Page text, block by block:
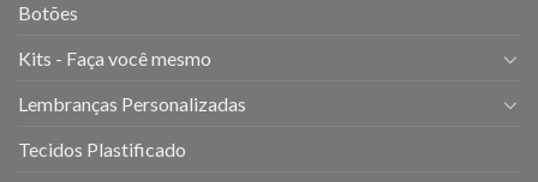
Botões
Kits - Faça você mesmo
Lembranças Personalizadas
Tecidos Plastificado